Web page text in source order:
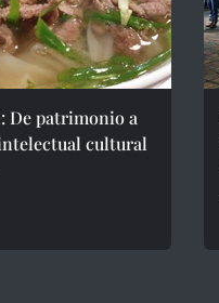
De patrimonio a
cultural